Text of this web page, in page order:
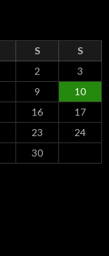
S
S
2
3
9
10
16
17
23
24
30